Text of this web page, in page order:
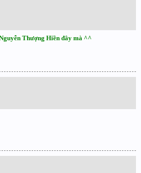
Thượng Hiền đây mà ^^